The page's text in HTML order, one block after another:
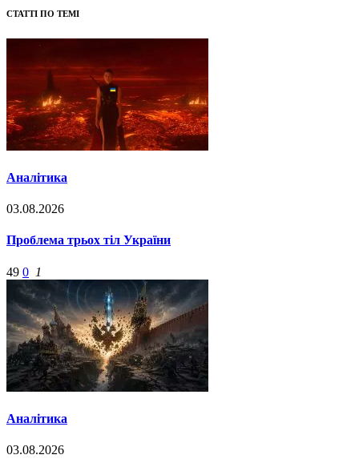
СТАТТІ ПО ТЕМІ
Аналітика
03.08.2026
Проблема трьох тіл України
49 0 1
Аналітика
03.08.2026